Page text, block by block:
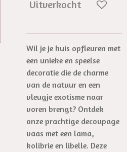
Uitverkocht
Wil je je huis opfleuren met
een unieke en speelse
decoratie die de charme
van de natuur en een
vleugje exotisme naar
voren brengt? Ontdek
onze prachtige decoupage
vaas met een lama,
kolibrie en libelle. Deze